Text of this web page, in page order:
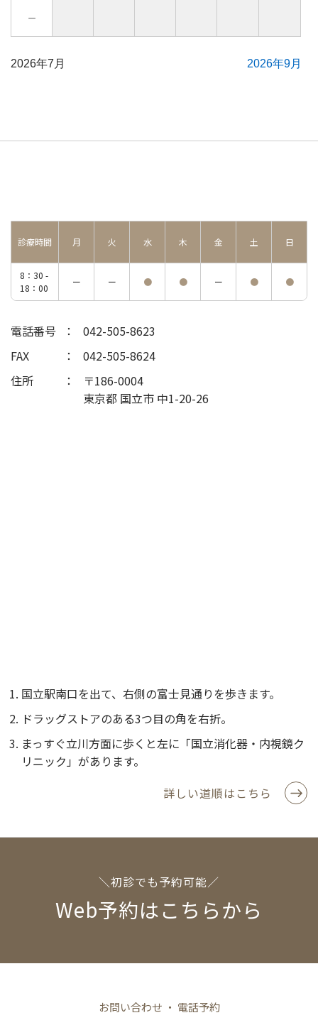
－
2026年7月 2026年9月
診療時間 月 火 水 木 金 土 日
8：30 -
18：00
ー ー ● ● ー ● ●
電話番号
042-505-8623
FAX
042-505-8624
住所
〒186-0004
東京都 国立市 中1-20-26
国立駅南口を出て、右側の富士見通りを歩きます。
ドラッグストアのある3つ目の角を右折。
まっすぐ立川方面に歩くと左に「国立消化器・内視鏡ク
リニック」があります。
詳しい道順はこちら
＼初診でも予約可能／
Web予約はこちらから
お問い合わせ ・ 電話予約